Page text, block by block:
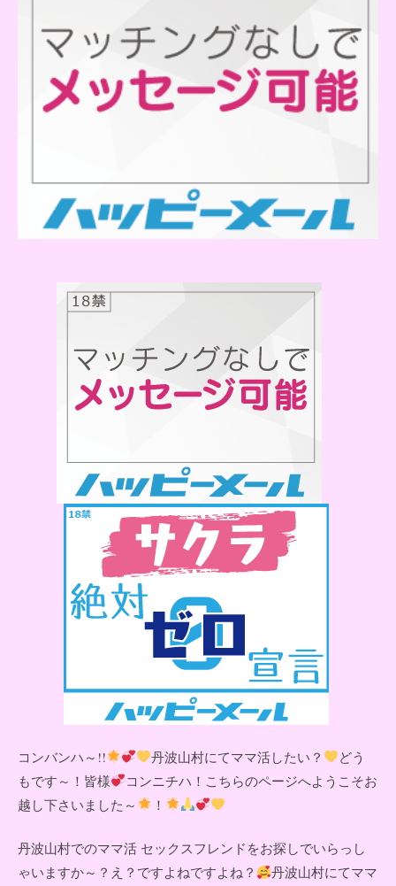
コンバンハ～!! 丹波山村にてママ活したい？
どう
もです～！皆様
コンニチハ！こちらのページへようこそお
越し下さいました～
！
丹波山村でのママ活 セックスフレンドをお探しでいらっし
ゃいますか～？え？ですよねですよね？
丹波山村にてママ